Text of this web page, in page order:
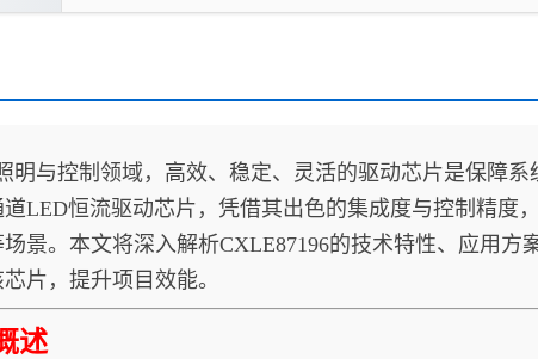
控制领域，高效、稳定、灵活的驱动芯片是保障系
LED恒流驱动芯片，凭借其出色的集成度与控制精度
景。本文将深入解析CXLE87196的技术特性、应用方
片，提升项目效能。
述